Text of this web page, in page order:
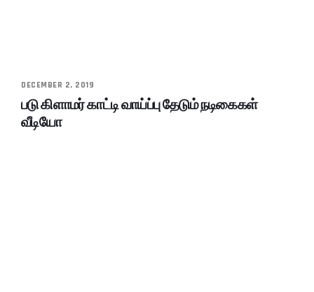
DECEMBER 2, 2019
படு கிளாமர் காட்டி வாய்ப்பு தேடும் நடிகைகள்
வீடியோ